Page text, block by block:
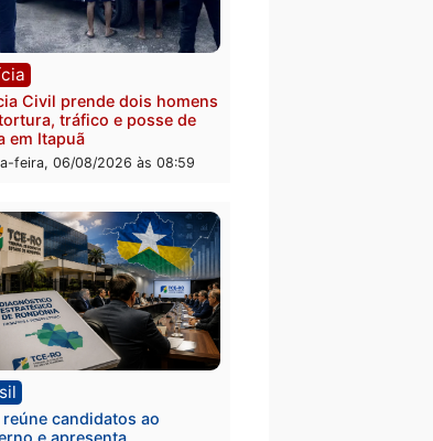
Polícia
Homem é esfaqueado no tórax
bairro Ulysses Guimarães
quinta-feira, 06/08/2026 às 09:24
Polícia
por tortura, tráfico e posse de
arma em Itapuã